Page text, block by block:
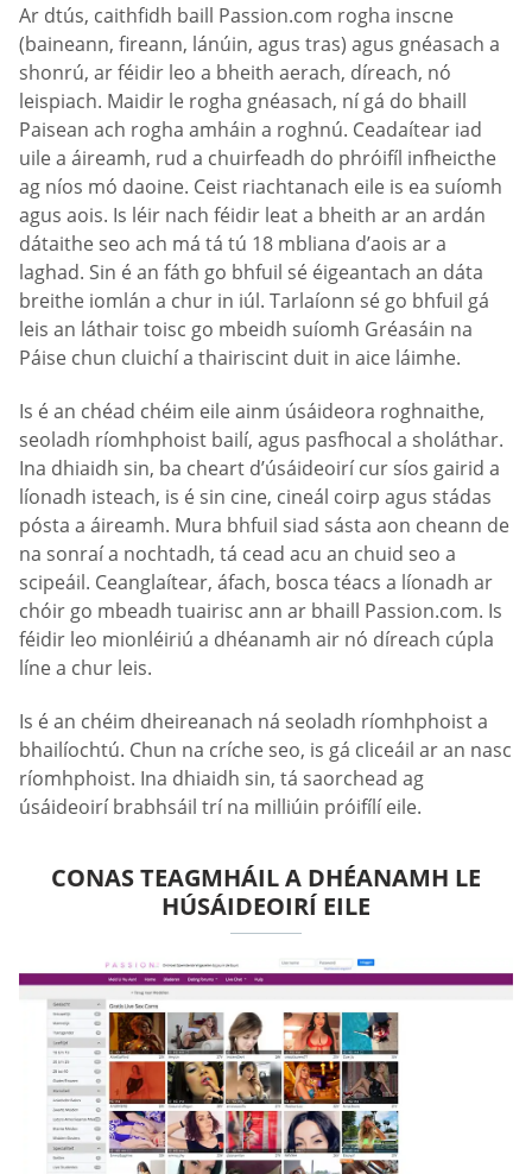
Ar dtús, caithfidh baill Passion.com rogha inscne
(baineann, fireann, lánúin, agus tras) agus gnéasach a
shonrú, ar féidir leo a bheith aerach, díreach, nó
leispiach. Maidir le rogha gnéasach, ní gá do bhaill
Paisean ach rogha amháin a roghnú. Ceadaítear iad
uile a áireamh, rud a chuirfeadh do phróifíl infheicthe
ag níos mó daoine. Ceist riachtanach eile is ea suíomh
agus aois. Is léir nach féidir leat a bheith ar an ardán
dátaithe seo ach má tá tú 18 mbliana d’aois ar a
laghad. Sin é an fáth go bhfuil sé éigeantach an dáta
breithe iomlán a chur in iúl. Tarlaíonn sé go bhfuil gá
leis an láthair toisc go mbeidh suíomh Gréasáin na
Páise chun cluichí a thairiscint duit in aice láimhe.
Is é an chéad chéim eile ainm úsáideora roghnaithe,
seoladh ríomhphoist bailí, agus pasfhocal a sholáthar.
Ina dhiaidh sin, ba cheart d’úsáideoirí cur síos gairid a
líonadh isteach, is é sin cine, cineál coirp agus stádas
pósta a áireamh. Mura bhfuil siad sásta aon cheann de
na sonraí a nochtadh, tá cead acu an chuid seo a
scipeáil. Ceanglaítear, áfach, bosca téacs a líonadh ar
chóir go mbeadh tuairisc ann ar bhaill Passion.com. Is
féidir leo mionléiriú a dhéanamh air nó díreach cúpla
líne a chur leis.
Is é an chéim dheireanach ná seoladh ríomhphoist a
bhailíochtú. Chun na críche seo, is gá cliceáil ar an nasc
ríomhphoist. Ina dhiaidh sin, tá saorchead ag
úsáideoirí brabhsáil trí na milliúin próifílí eile.
CONAS TEAGMHÁIL A DHÉANAMH LE
HÚSÁIDEOIRÍ EILE